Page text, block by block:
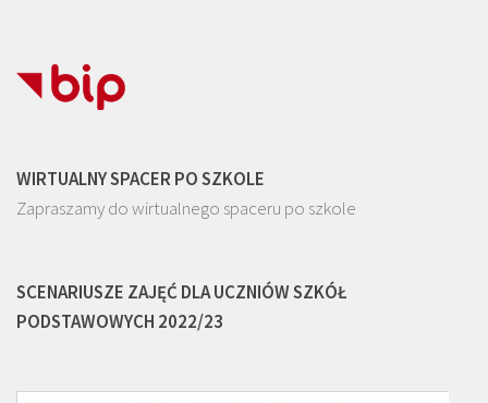
WIRTUALNY SPACER PO SZKOLE
Zapraszamy do wirtualnego spaceru po szkole
SCENARIUSZE ZAJĘĆ DLA UCZNIÓW SZKÓŁ
PODSTAWOWYCH 2022/23